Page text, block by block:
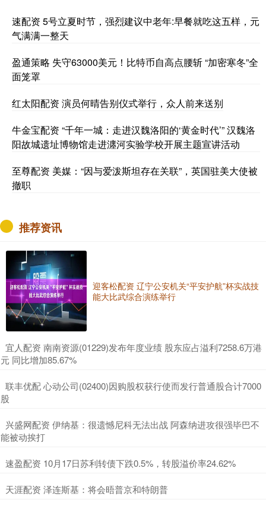
速配资 5号立夏时节，强烈建议中老年:早餐就吃这五样，元
气满满一整天
盈通策略 失守63000美元！比特币自高点腰斩 “加密寒冬”全
面笼罩
红太阳配资 演员何晴告别仪式举行，众人前来送别
牛金宝配资 “千年一城：走进汉魏洛阳的‘黄金时代’” 汉魏洛
阳故城遗址博物馆走进瀍河实验学校开展主题宣讲活动
至尊配资 美媒：“因与爱泼斯坦存在关联”，英国驻美大使被
撤职
推荐资讯
迎客松配资 辽宁公安机关“平安护航”杯实战技
能大比武综合演练举行
​宜人配资 南南资源(01229)发布年度业绩 股东应占溢利7258.6万港
元 同比增加85.67%
​联丰优配 心动公司(02400)因购股权获行使而发行普通股合计7000
股
​兴盛网配资 伊纳基：很遗憾尼科无法出战 阿森纳进攻很强毕巴不
能被动挨打
​速盈配资 10月17日苏利转债下跌0.5%，转股溢价率24.62%
​天涯配资 泽连斯基：将会晤普京和特朗普